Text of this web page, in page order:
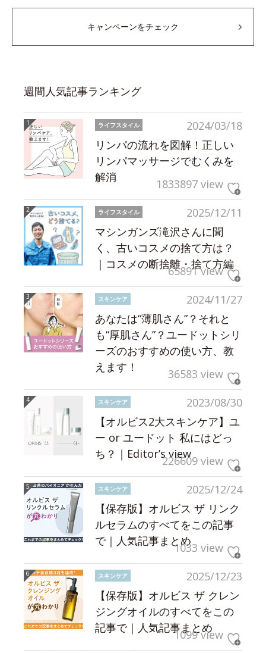
キャンペーンをチェック
週間人気記事ランキング
2024/03/18
ライフスタイル
リンパの流れを図解！正しい
リンパマッサージでむくみを
解消
1833897 view
2025/12/11
ライフスタイル
マシンガンズ滝沢さんに聞
く、古いコスメの捨て方は？
｜コスメの断捨離・捨て方編
65891 view
2024/11/27
スキンケア
あなたは“薄肌さん”？それと
も“厚肌さん”？ユードットシリ
ーズのおすすめの使い方、教
えます！
36583 view
2023/08/30
スキンケア
【オルビス2大スキンケア】ユ
ー or ユードット 私にはどっ
ち？｜Editor’s view226609 view
2025/12/24
スキンケア
【保存版】オルビス ザ リンク
ルセラムのすべてをこの記事
で｜人気記事まとめ1033 view
2025/12/23
スキンケア
【保存版】オルビス ザ クレン
ジングオイルのすべてをこの
記事で｜人気記事まとめ
1099 view